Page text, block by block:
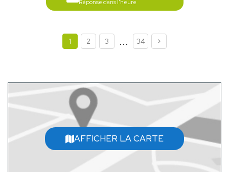
Réponse dans l'heure
1 2 3 ... 34
AFFICHER LA CARTE